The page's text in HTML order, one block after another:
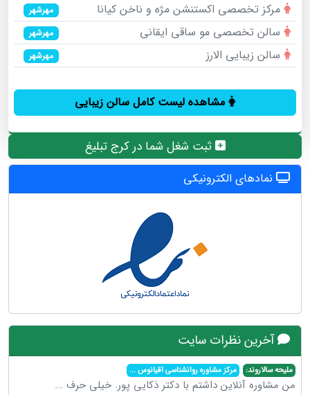
مرکز تخصصی اکستنشن مژه و ناخن کیانا مهرشهر
سالن تخصصی مو ساقی ایقانی مهرشهر
سالن زیبایی الارز مهرشهر
مشاهده لیست کامل سالن زیبایی
ثبت شغل شما در کرج تبلیغ
نمادهای الکترونیکی
آخرین نظرات سایت
ملیحه سالاروند: مرکز مشاوره روانشناسی اقیانوس...
من مشاوره آنلاین داشتم با دکتر ذکایی پور. خیلی حرف ...